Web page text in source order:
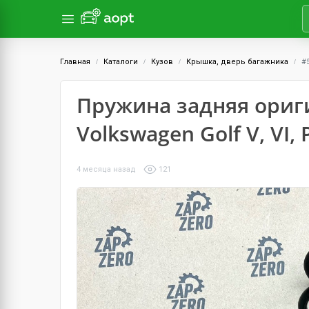
Главная Каталоги Кузов Крышка, дверь багажника
Пружина задняя
Volkswagen Golf V, VI,
4 месяца назад 121